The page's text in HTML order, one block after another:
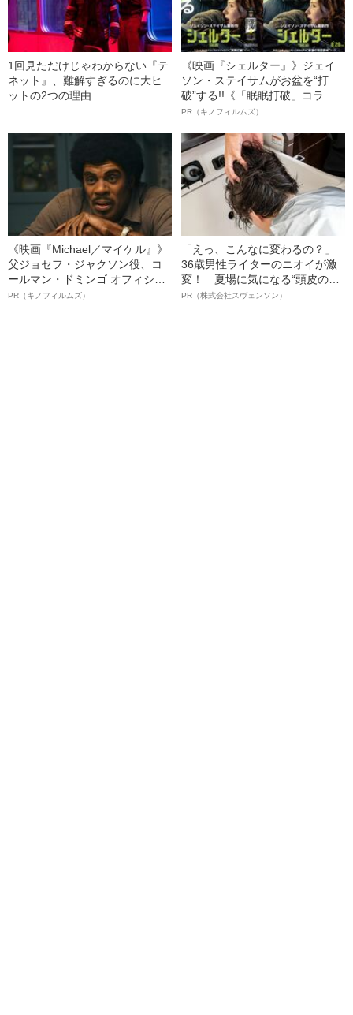
1回見ただけじゃわからない『テ
ネット』、難解すぎるのに大ヒ
ットの2つの理由
《映画『シェルター』》ジェイ
ソン・ステイサムがお盆を“打
破”する!!《「眠眠打破」コラ
ボ》
PR（キノフィルムズ）
《映画『Michael／マイケル』》
父ジョセフ・ジャクソン役、コ
ールマン・ドミンゴ オフィシャ
ルインタビュー“観客を魅了した
PR（キノフィルムズ）
「えっ、こんなに変わるの？」
36歳男性ライターのニオイが激
変！ 夏場に気になる“頭皮のニ
オイ”や“ベタつき”を解消す
PR（株式会社スヴェンソン）